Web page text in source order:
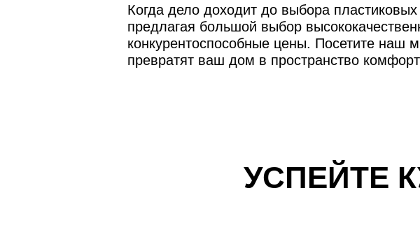
Когда дело доходит до выбора
предлагая большой выбор
конкурентоспособные цены. Посетите наш
превратят ваш дом в пространство
УСПЕЙТЕ